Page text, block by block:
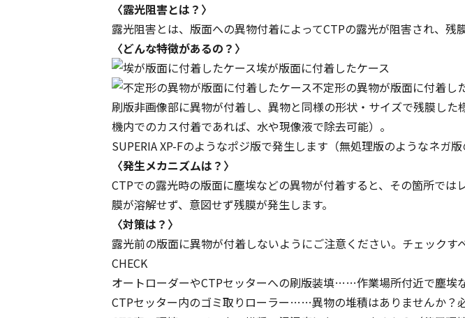
〈露光阻害とは？〉
露光阻害とは、版面への異物付着によってCTPの露光が阻害され、残
〈どんな特徴があるの？〉
埃が版面に付着したケース
不定形の異物が版面に付着し
刷版非画像部に異物が付着し、異物と同様の形状・サイズで残膜し
機内でのカス付着であれば、水や現像液で除去可能）。
SUPERIA XP-Fのようなポジ版で発生します（無処理版のようなネガ
〈発生メカニズムは？〉
CTPでの露光時の版面に塵埃などの異物が付着すると、その箇所で
膜が溶解せず、意図せず残膜が発生します。
〈対策は？〉
露光前の版面に異物が付着しないようにご注意ください。チェック
CHECK
オートローダーやCTPセッターへの刷版装填……作業場所付近で塵埃
CTPセッター内のゴミ取りローラー……異物の堆積はありませんか？